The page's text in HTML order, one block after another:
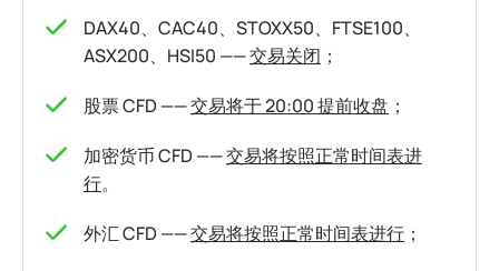
DAX40、CAC40、STOXX50、FTSE100、
ASX200、HSI50 ——交易关闭 ；
股票 CFD ——交易将于 20:00 提前收盘 ；
加密货币 CFD ——交易将按照正常时间表进
行。
外汇 CFD ——交易将按照正常时间表进行 ；